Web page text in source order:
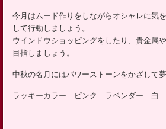
今月はムード作りをしながらオシャレに気
して行動しましょう。
ウインドウショッピングをしたり、貴金属
目指しましょう。
中秋の名月にはパワーストーンをかざして
ラッキーカラー ピンク ラベンダー 白